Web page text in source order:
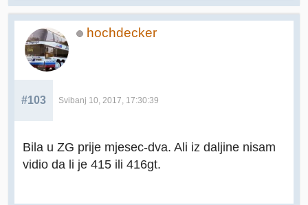
hochdecker
#103 Svibanj 10, 2017, 17:30:39
Bila u ZG prije mjesec-dva. Ali iz daljine nisam
vidio da li je 415 ili 416gt.